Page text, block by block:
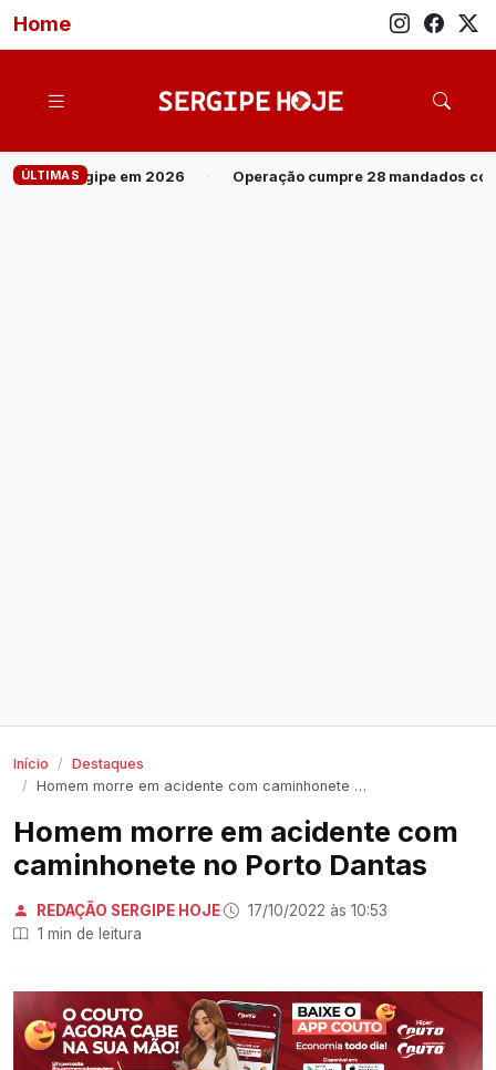
Home
ÚLTIMAS
28 mandados contra grupo investigado por roubo de cargas e
Início
Destaques
Homem morre em acidente com caminhonete no Porto Dantas
Homem morre em acidente com
caminhonete no Porto Dantas
REDAÇÃO SERGIPE HOJE· 17/10/2022 às 10:53·
1 min de leitura